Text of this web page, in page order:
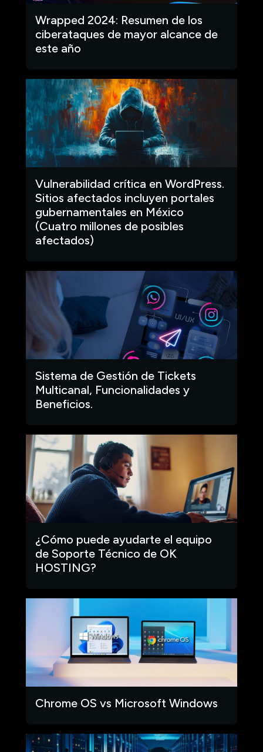
Wrapped 2024: Resumen de los
ciberataques de mayor alcance de
este año
Vulnerabilidad crítica en WordPress.
Sitios afectados incluyen portales
gubernamentales en México
(Cuatro millones de posibles
afectados)
Sistema de Gestión de Tickets
Multicanal, Funcionalidades y
Beneficios.
¿Cómo puede ayudarte el equipo
de Soporte Técnico de OK
HOSTING?
Chrome OS vs Microsoft Windows